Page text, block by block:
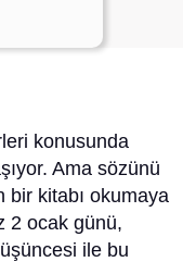
konusunda
Ama sözünü
bir kitabı okumaya
2 ocak günü,
ile bu